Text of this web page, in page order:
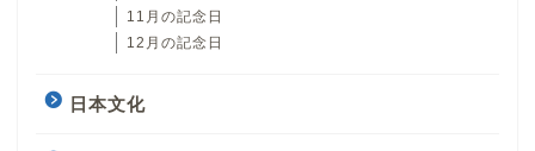
11月の記念日
12月の記念日
日本文化